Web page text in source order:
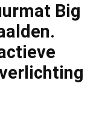
Big